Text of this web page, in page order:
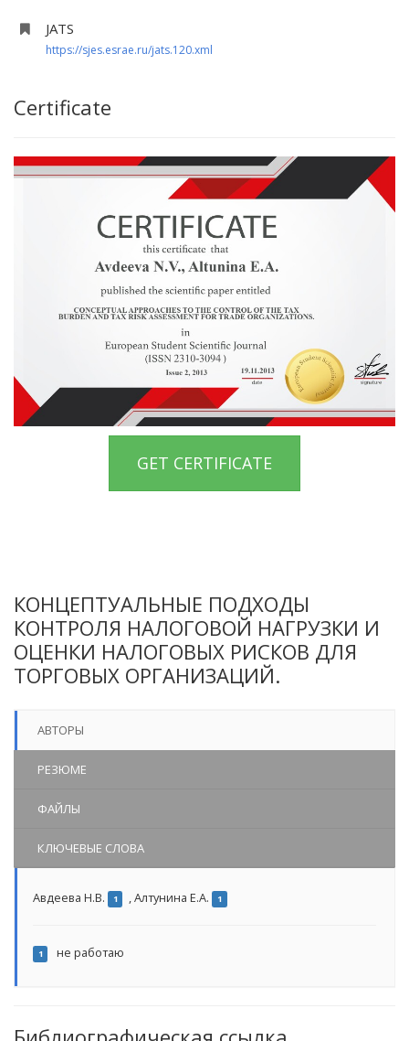
JATS
https://sjes.esrae.ru/jats.120.xml
Certificate
GET CERTIFICATE
КОНЦЕПТУАЛЬНЫЕ ПОДХОДЫ
КОНТРОЛЯ НАЛОГОВОЙ НАГРУЗКИ И
ОЦЕНКИ НАЛОГОВЫХ РИСКОВ ДЛЯ
ТОРГОВЫХ ОРГАНИЗАЦИЙ.
АВТОРЫ
РЕЗЮМЕ
ФАЙЛЫ
КЛЮЧЕВЫЕ СЛОВА
Авдеева Н.В. 1 ,Алтунина Е.А. 1
1 не работаю